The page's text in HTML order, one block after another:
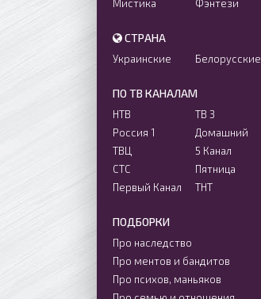
Мистика
Фэнтези
СТРАНА
Украинские Белорусские
ПО ТВ КАНАЛАМ
НТВ
Россия 1
ТВЦ
СТС
Первый Канал
ТВ 3
Домашний
5 Канал
Пятница
ТНТ
ПОДБОРКИ
Про наследство
Про ментов и бандитов
Про психов, маньяков